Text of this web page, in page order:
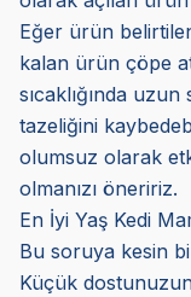
Eğer ürün
kalan ürün çöpe
sıcaklığında
tazeliğini
olumsuz olarak
olmanızı öneririz.
En İyi Yaş Kedi
Bu soruya kesin
Küçük